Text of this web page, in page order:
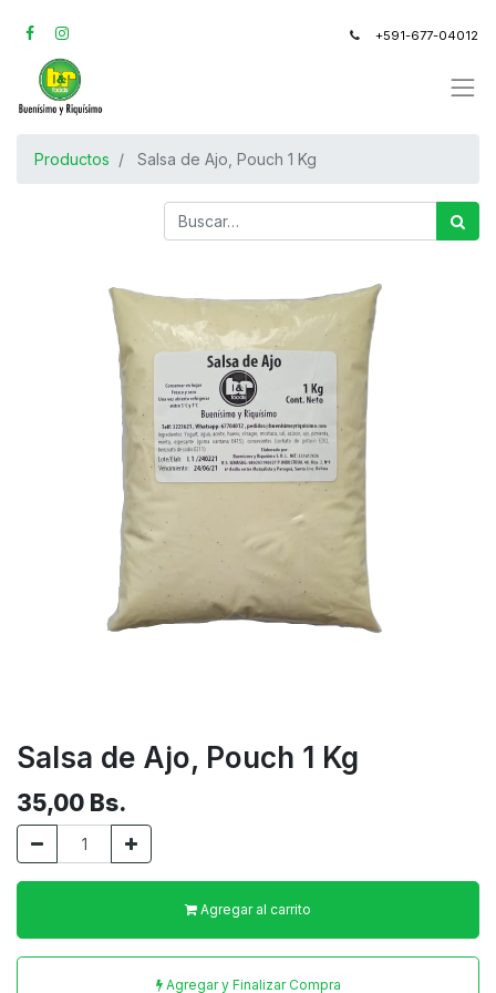
+591-677-04012
Productos Salsa de Ajo, Pouch 1 Kg
Salsa de Ajo, Pouch 1 Kg
35,00 Bs.
Agregar al carrito
Agregar y Finalizar Compra